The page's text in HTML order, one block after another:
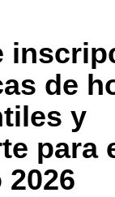
de
y
para